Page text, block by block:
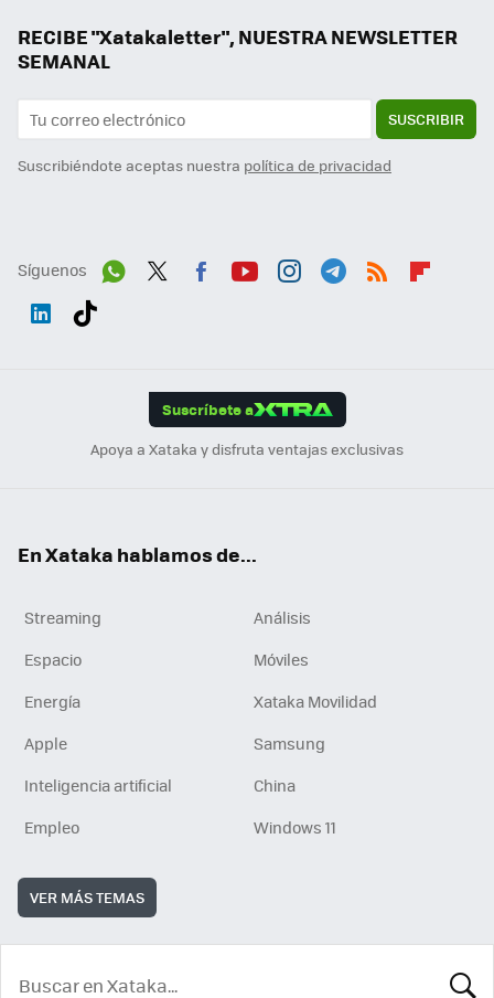
RECIBE "Xatakaletter", NUESTRA NEWSLETTER
SEMANAL
SUSCRIBIR
Suscribiéndote aceptas nuestra política de privacidad
Síguenos
Suscríbete a
Apoya a Xataka y disfruta ventajas exclusivas
En Xataka hablamos de...
Streaming
Análisis
Espacio
Móviles
Energía
Xataka Movilidad
Apple
Samsung
Inteligencia artificial
China
Empleo
Windows 11
VER MÁS TEMAS